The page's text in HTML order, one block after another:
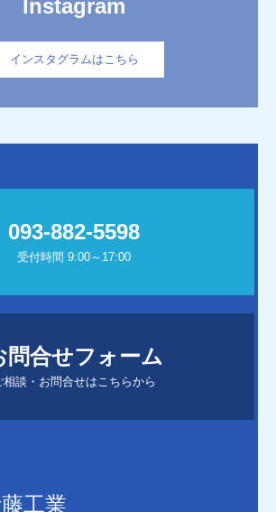
Instagram
インスタグラムはこちら
093-882-5598
受付時間 9:00～17:00
問合せフォーム
相談・お問合せはこちらから
工業